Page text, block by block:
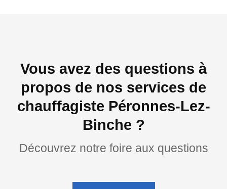
Vous avez des questions à
propos de nos services de
chauffagiste Péronnes-Lez-
Binche ?
Découvrez notre foire aux questions